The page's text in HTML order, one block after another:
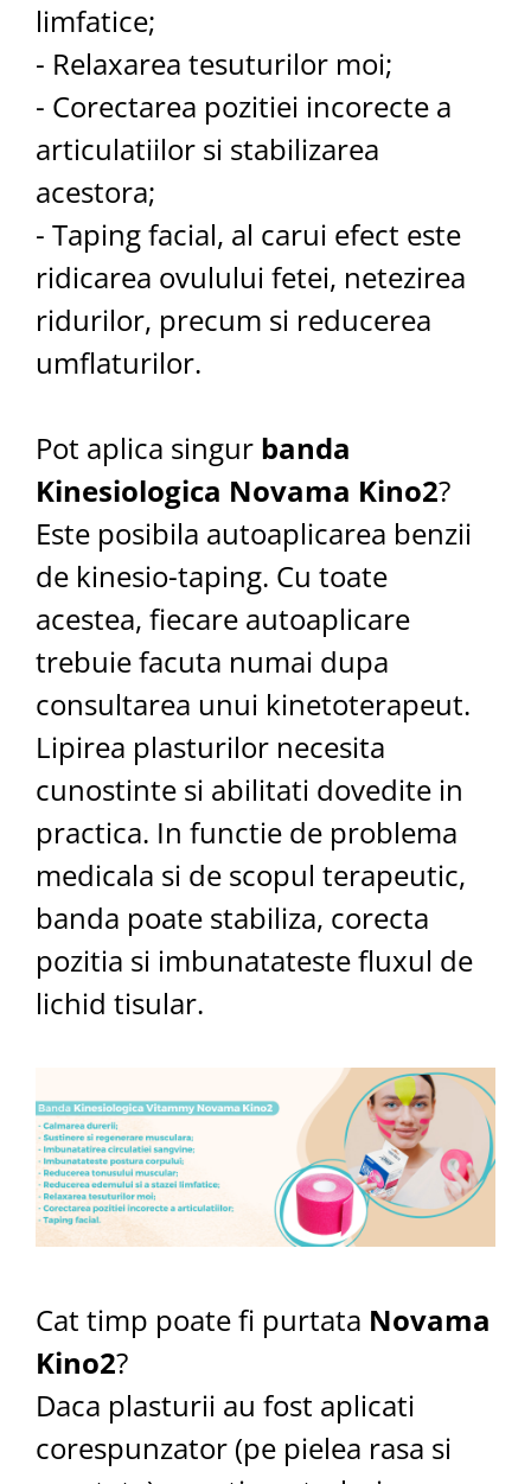
limfatice;
- Relaxarea tesuturilor moi;
- Corectarea pozitiei incorecte a
articulatiilor si stabilizarea
acestora;
- Taping facial, al carui efect este
ridicarea ovulului fetei, netezirea
ridurilor, precum si reducerea
umflaturilor.
Pot aplica singur banda
Kinesiologica Novama Kino2?
Este posibila autoaplicarea benzii
de kinesio-taping. Cu toate
acestea, fiecare autoaplicare
trebuie facuta numai dupa
consultarea unui kinetoterapeut.
Lipirea plasturilor necesita
cunostinte si abilitati dovedite in
practica. In functie de problema
medicala si de scopul terapeutic,
banda poate stabiliza, corecta
pozitia si imbunatateste fluxul de
lichid tisular.
Cat timp poate fi purtata Novama
Kino2?
Daca plasturii au fost aplicati
corespunzator (pe pielea rasa si